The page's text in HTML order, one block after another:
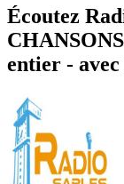
Écoutez
entier -